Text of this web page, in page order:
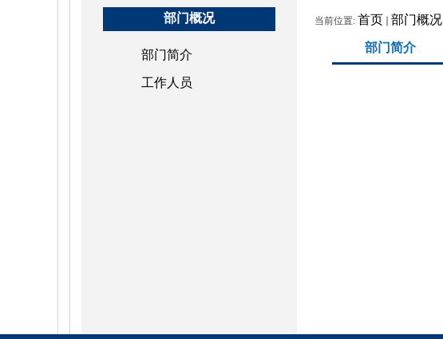
部门概况
部门简介
工作人员
当前位置: 首页 部门概况
部门简介